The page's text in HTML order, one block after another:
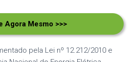
T
O
Agora Mesmo >>>
pela Lei nº 12.212/2010 e